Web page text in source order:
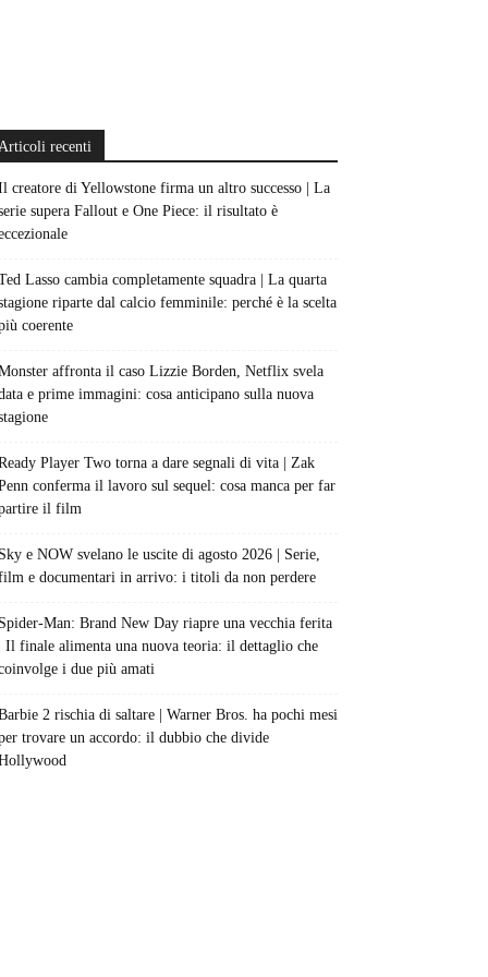
recenti
creatore di Yellowstone firma un altro successo | La
supera Fallout e One Piece: il risultato è
Lasso cambia completamente squadra | La quarta
riparte dal calcio femminile: perché è la scelta
coerente
affronta il caso Lizzie Borden, Netflix svela
e prime immagini: cosa anticipano sulla nuova
Player Two torna a dare segnali di vita | Zak
conferma il lavoro sul sequel: cosa manca per far
il film
e NOW svelano le uscite di agosto 2026 | Serie,
e documentari in arrivo: i titoli da non perdere
Man: Brand New Day riapre una vecchia ferita
Il finale alimenta una nuova teoria: il dettaglio che
i due più amati
2 rischia di saltare | Warner Bros. ha pochi mesi
trovare un accordo: il dubbio che divide